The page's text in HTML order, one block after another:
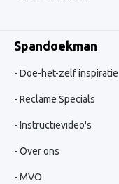
Spandoekman
Doe-het-zelf inspiratie
Reclame Specials
Instructievideo's
Over ons
MVO